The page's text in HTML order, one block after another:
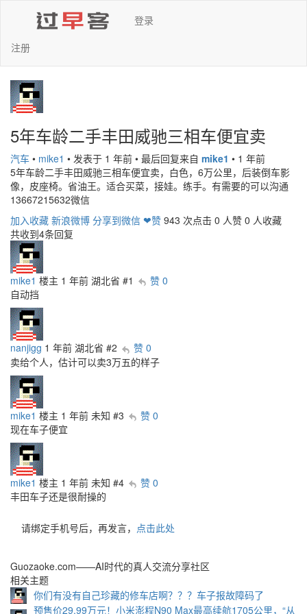
登录
注册
5年车龄二手丰田威驰三相车便宜卖
汽车 • mike1 • 发表于 1 年前 • 最后回复来自 mike1 • 1 年前
5年车龄二手丰田威驰三相车便宜卖，白色，6万公里，后装倒车影
像，皮座椅。省油王。适合买菜，接娃。练手。有需要的可以沟通
13667215632微信
加入收藏 新浪微博 分享到微信 ❤赞 943 次点击 0 人赞 0 人收藏
共收到4条回复
mike1 楼主 1 年前 湖北省 #1
赞 0
自动挡
nanjigg 1 年前 湖北省 #2
赞 0
卖给个人，估计可以卖3万五的样子
mike1 楼主 1 年前 未知 #3
赞 0
现在车子便宜
mike1 楼主 1 年前 未知 #4
赞 0
丰田车子还是很耐操的
请绑定手机号后，再发言， 点击此处
Guozaoke.com——AI时代的真人交流分享社区
相关主题
你们有没有自己珍藏的修车店啊？？？车子报故障码了
预售价29.99万元！小米澎程N90 Max最高续航1705公里，“从